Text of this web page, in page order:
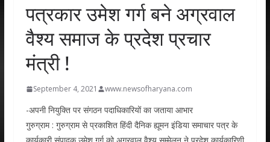
पत्रकार उमेश गर्ग बने अग्रवाल
वैश्य समाज के प्रदेश प्रचार
मंत्री !
September 4, 2021 www.newsofharyana.com
-अपनी नियुक्ति पर संगठन पदाधिकारियों का जताया आभार
गुरुग्राम : गुरुग्राम से प्रकाशित हिंदी दैनिक ह्यूमन इंडिया समाचार पत्र के